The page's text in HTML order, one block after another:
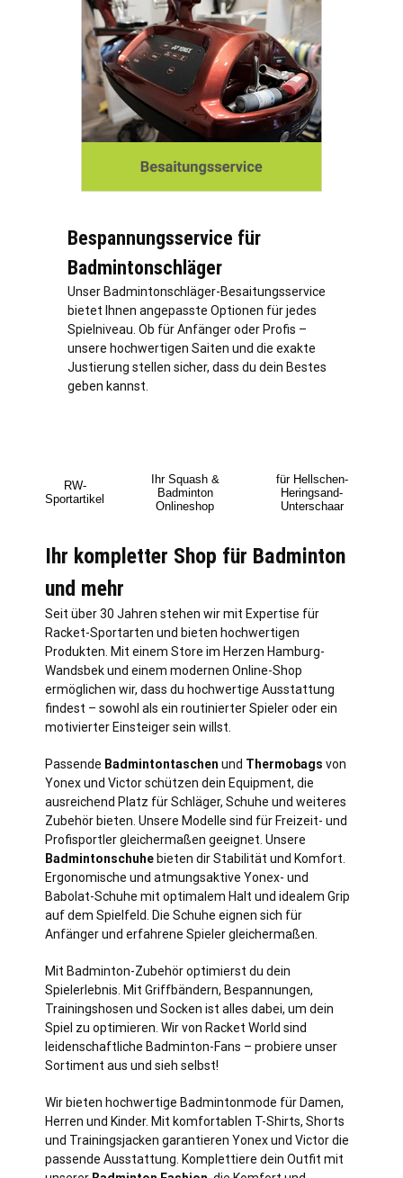
Bespannungsservice für
Badmintonschläger
Unser Badmintonschläger-Besaitungsservice
bietet Ihnen angepasste Optionen für jedes
Spielniveau. Ob für Anfänger oder Profis –
unsere hochwertigen Saiten und die exakte
Justierung stellen sicher, dass du dein Bestes
geben kannst.
RW-
Sportartikel
Ihr Squash &
Badminton
Onlineshop
für Hellschen-
Heringsand-
Unterschaar
Ihr kompletter Shop für Badminton
und mehr
Seit über 30 Jahren stehen wir mit Expertise für
Racket-Sportarten und bieten hochwertigen
Produkten. Mit einem Store im Herzen Hamburg-
Wandsbek und einem modernen Online-Shop
ermöglichen wir, dass du hochwertige Ausstattung
findest – sowohl als ein routinierter Spieler oder ein
motivierter Einsteiger sein willst.
Passende Badmintontaschen und Thermobags von
Yonex und Victor schützen dein Equipment, die
ausreichend Platz für Schläger, Schuhe und weiteres
Zubehör bieten. Unsere Modelle sind für Freizeit- und
Profisportler gleichermaßen geeignet. Unsere
Badmintonschuhe bieten dir Stabilität und Komfort.
Ergonomische und atmungsaktive Yonex- und
Babolat-Schuhe mit optimalem Halt und idealem Grip
auf dem Spielfeld. Die Schuhe eignen sich für
Anfänger und erfahrene Spieler gleichermaßen.
Mit Badminton-Zubehör optimierst du dein
Spielerlebnis. Mit Griffbändern, Bespannungen,
Trainingshosen und Socken ist alles dabei, um dein
Spiel zu optimieren. Wir von Racket World sind
leidenschaftliche Badminton-Fans – probiere unser
Sortiment aus und sieh selbst!
Wir bieten hochwertige Badmintonmode für Damen,
Herren und Kinder. Mit komfortablen T-Shirts, Shorts
und Trainingsjacken garantieren Yonex und Victor die
passende Ausstattung. Komplettiere dein Outfit mit